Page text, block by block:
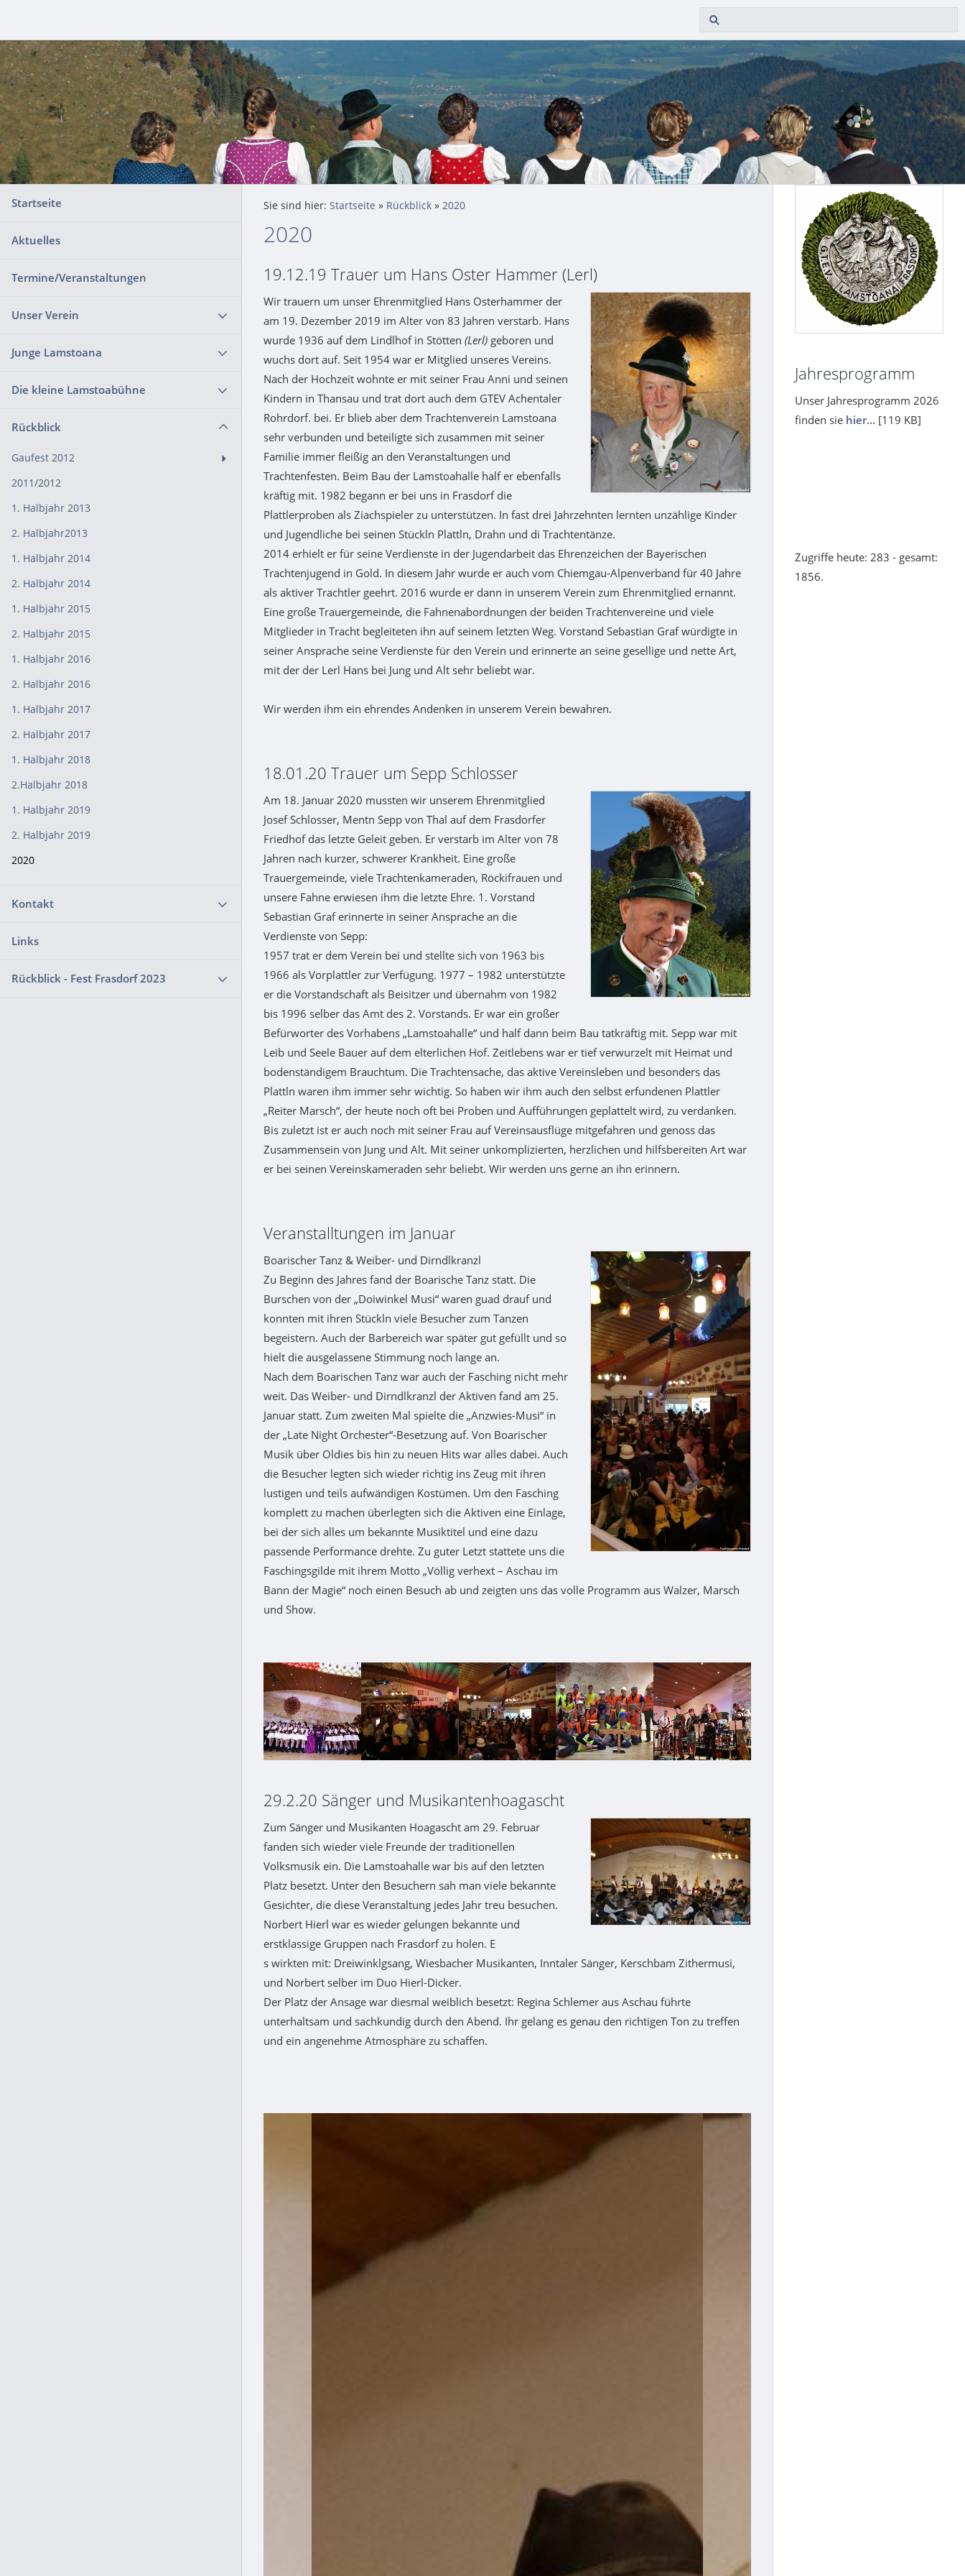
Startseite
Aktuelles
Termine/Veranstaltungen
Unser Verein
Junge Lamstoana
Die kleine Lamstoabühne
Rückblick
Gaufest 2012
2011/2012
1. Halbjahr 2013
2. Halbjahr2013
1. Halbjahr 2014
2. Halbjahr 2014
1. Halbjahr 2015
2. Halbjahr 2015
1. Halbjahr 2016
2. Halbjahr 2016
1. Halbjahr 2017
2. Halbjahr 2017
1. Halbjahr 2018
2.Halbjahr 2018
1. Halbjahr 2019
2. Halbjahr 2019
2020
Kontakt
Links
Rückblick - Fest Frasdorf 2023
Sie sind hier: Startseite » Rückblick » 2020
2020
19.12.19 Trauer um Hans Oster Hammer (Lerl)
Wir trauern um unser Ehrenmitglied Hans Osterhammer der
am 19. Dezember 2019 im Alter von 83 Jahren verstarb. Hans
wurde 1936 auf dem Lindlhof in Stötten (Lerl) geboren und
wuchs dort auf. Seit 1954 war er Mitglied unseres Vereins.
Nach der Hochzeit wohnte er mit seiner Frau Anni und seinen
Kindern in Thansau und trat dort auch dem GTEV Achentaler
Rohrdorf. bei. Er blieb aber dem Trachtenverein Lamstoana
sehr verbunden und beteiligte sich zusammen mit seiner
Familie immer fleißig an den Veranstaltungen und
Trachtenfesten. Beim Bau der Lamstoahalle half er ebenfalls
kräftig mit. 1982 begann er bei uns in Frasdorf die
Plattlerproben als Ziachspieler zu unterstützen. In fast drei Jahrzehnten lernten unzählige Kinder
und Jugendliche bei seinen Stückln Plattln, Drahn und di Trachtentänze.
2014 erhielt er für seine Verdienste in der Jugendarbeit das Ehrenzeichen der Bayerischen
Trachtenjugend in Gold. In diesem Jahr wurde er auch vom Chiemgau-Alpenverband für 40 Jahre
als aktiver Trachtler geehrt. 2016 wurde er dann in unserem Verein zum Ehrenmitglied ernannt.
Eine große Trauergemeinde, die Fahnenabordnungen der beiden Trachtenvereine und viele
Mitglieder in Tracht begleiteten ihn auf seinem letzten Weg. Vorstand Sebastian Graf würdigte in
seiner Ansprache seine Verdienste für den Verein und erinnerte an seine gesellige und nette Art,
mit der der Lerl Hans bei Jung und Alt sehr beliebt war.
Wir werden ihm ein ehrendes Andenken in unserem Verein bewahren.
18.01.20 Trauer um Sepp Schlosser
Am 18. Januar 2020 mussten wir unserem Ehrenmitglied
Josef Schlosser, Mentn Sepp von Thal auf dem Frasdorfer
Friedhof das letzte Geleit geben. Er verstarb im Alter von 78
Jahren nach kurzer, schwerer Krankheit. Eine große
Trauergemeinde, viele Trachtenkameraden, Röckifrauen und
unsere Fahne erwiesen ihm die letzte Ehre. 1. Vorstand
Sebastian Graf erinnerte in seiner Ansprache an die
Verdienste von Sepp:
1957 trat er dem Verein bei und stellte sich von 1963 bis
1966 als Vorplattler zur Verfügung. 1977 – 1982 unterstützte
er die Vorstandschaft als Beisitzer und übernahm von 1982
bis 1996 selber das Amt des 2. Vorstands. Er war ein großer
Befürworter des Vorhabens „Lamstoahalle“ und half dann beim Bau tatkräftig mit. Sepp war mit
Leib und Seele Bauer auf dem elterlichen Hof. Zeitlebens war er tief verwurzelt mit Heimat und
bodenständigem Brauchtum. Die Trachtensache, das aktive Vereinsleben und besonders das
Plattln waren ihm immer sehr wichtig. So haben wir ihm auch den selbst erfundenen Plattler
„Reiter Marsch“, der heute noch oft bei Proben und Aufführungen geplattelt wird, zu verdanken.
Bis zuletzt ist er auch noch mit seiner Frau auf Vereinsausflüge mitgefahren und genoss das
Zusammensein von Jung und Alt. Mit seiner unkomplizierten, herzlichen und hilfsbereiten Art war
er bei seinen Vereinskameraden sehr beliebt. Wir werden uns gerne an ihn erinnern.
Veranstalltungen im Januar
Boarischer Tanz & Weiber- und Dirndlkranzl
Zu Beginn des Jahres fand der Boarische Tanz statt. Die
Burschen von der „Doiwinkel Musi“ waren guad drauf und
konnten mit ihren Stückln viele Besucher zum Tanzen
begeistern. Auch der Barbereich war später gut gefüllt und so
hielt die ausgelassene Stimmung noch lange an.
Nach dem Boarischen Tanz war auch der Fasching nicht mehr
weit. Das Weiber- und Dirndlkranzl der Aktiven fand am 25.
Januar statt. Zum zweiten Mal spielte die „Anzwies-Musi“ in
der „Late Night Orchester“-Besetzung auf. Von Boarischer
Musik über Oldies bis hin zu neuen Hits war alles dabei. Auch
die Besucher legten sich wieder richtig ins Zeug mit ihren
lustigen und teils aufwändigen Kostümen. Um den Fasching
komplett zu machen überlegten sich die Aktiven eine Einlage,
bei der sich alles um bekannte Musiktitel und eine dazu
passende Performance drehte. Zu guter Letzt stattete uns die
Faschingsgilde mit ihrem Motto „Völlig verhext – Aschau im
Bann der Magie“ noch einen Besuch ab und zeigten uns das volle Programm aus Walzer, Marsch
und Show.
29.2.20 Sänger und Musikantenhoagascht
Zum Sänger und Musikanten Hoagascht am 29. Februar
fanden sich wieder viele Freunde der traditionellen
Volksmusik ein. Die Lamstoahalle war bis auf den letzten
Platz besetzt. Unter den Besuchern sah man viele bekannte
Gesichter, die diese Veranstaltung jedes Jahr treu besuchen.
Norbert Hierl war es wieder gelungen bekannte und
erstklassige Gruppen nach Frasdorf zu holen. E
s wirkten mit: Dreiwinklgsang, Wiesbacher Musikanten, Inntaler Sänger, Kerschbam Zithermusi,
und Norbert selber im Duo Hierl-Dicker.
Der Platz der Ansage war diesmal weiblich besetzt: Regina Schlemer aus Aschau führte
unterhaltsam und sachkundig durch den Abend. Ihr gelang es genau den richtigen Ton zu treffen
und ein angenehme Atmosphäre zu schaffen.
Jahresprogramm
Unser Jahresprogramm 2026
finden sie hier... [119 KB]
Zugriffe heute: 283 - gesamt:
1856.